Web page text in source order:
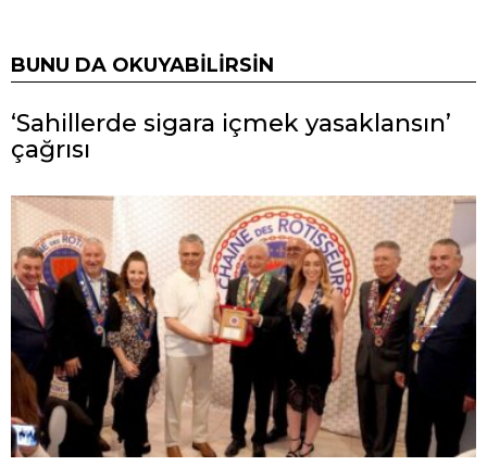
BUNU DA OKUYABILIRSIN
‘Sahillerde sigara içmek yasaklansın’
çağrısı